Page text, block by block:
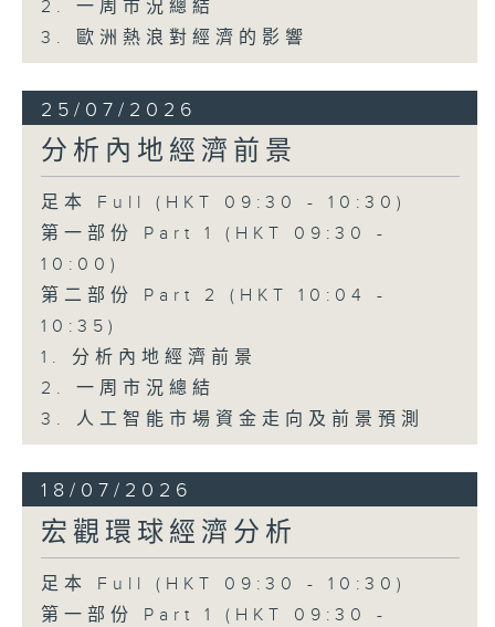
2. 一周市況總結
3. 歐洲熱浪對經濟的影響
25/07/2026
分析內地經濟前景
足本 Full (HKT 09:30 - 10:30)
第一部份 Part 1 (HKT 09:30 -
10:00)
第二部份 Part 2 (HKT 10:04 -
10:35)
1. 分析內地經濟前景
2. 一周市況總結
3. 人工智能市場資金走向及前景預測
18/07/2026
宏觀環球經濟分析
足本 Full (HKT 09:30 - 10:30)
第一部份 Part 1 (HKT 09:30 -